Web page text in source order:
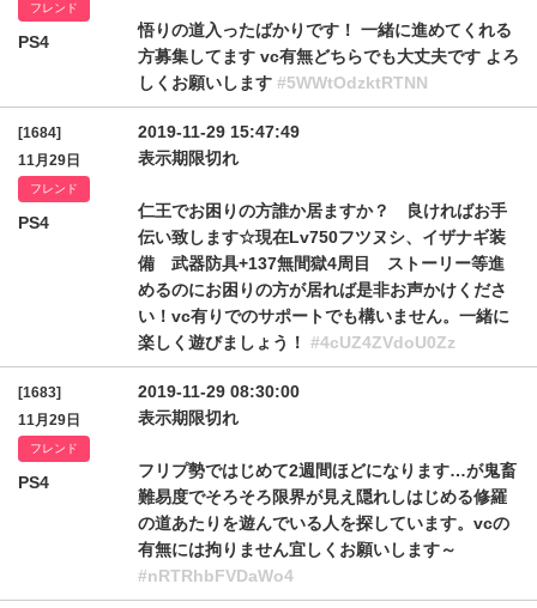
フレンド
PS4
悟りの道入ったばかりです！ 一緒に進めてくれる
方募集してます vc有無どちらでも大丈夫です よろ
しくお願いします #5WWtOdzktRTNN
[1684]
11月29日
フレンド
PS4
2019-11-29 15:47:49
表示期限切れ
仁王でお困りの方誰か居ますか？ 良ければお手
伝い致します☆現在Lv750フツヌシ、イザナギ装
備 武器防具+137無間獄4周目 ストーリー等進
めるのにお困りの方が居れば是非お声かけくださ
い！vc有りでのサポートでも構いません。一緒に
楽しく遊びましょう！ #4cUZ4ZVdoU0Zz
[1683]
11月29日
フレンド
PS4
2019-11-29 08:30:00
表示期限切れ
フリプ勢ではじめて2週間ほどになります…が鬼畜
難易度でそろそろ限界が見え隠れしはじめる修羅
の道あたりを遊んでいる人を探しています。vcの
有無には拘りません宜しくお願いします～
#nRTRhbFVDaWo4